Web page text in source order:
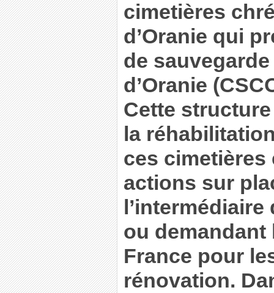
cimetières
d’Oranie qui
de
d’Oranie
Cette
la
ces cimetières
actions sur
ou demandant
France pour
rénovation.